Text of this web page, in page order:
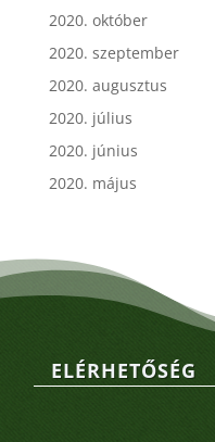
2020. október
2020. szeptember
2020. augusztus
2020. július
2020. június
2020. május
ELÉRHETŐSÉG